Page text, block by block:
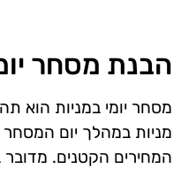
הבנת מסחר
מסחר יומי במניות הוא
מניות במהלך יום
המחירים הקטנים.